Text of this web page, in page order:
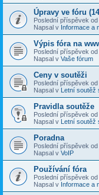
Úpravy ve fóru
Poslední příspěvek od
Napsal v Informace a
Výpis fóra na
Poslední příspěvek od
Napsal v Vaše fórum
Ceny v soutěži
Poslední příspěvek od
Napsal v Letní soutěž
Pravidla soutěže
Poslední příspěvek od
Napsal v Letní soutěž
Poradna
Poslední příspěvek od
Napsal v VoIP
Používání fóra
Poslední příspěvek od
Napsal v Informace a